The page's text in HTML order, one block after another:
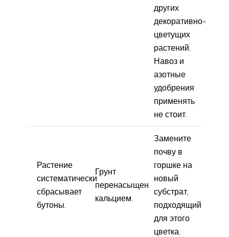
других
декоративно-
цветущих
растений.
Навоз и
азотные
удобрения
применять
не стоит.
Растение
систематически
сбрасывает
бутоны.
Грунт
перенасыщен
кальцием.
Замените
почву в
горшке на
новый
субстрат,
подходящий
для этого
цветка.